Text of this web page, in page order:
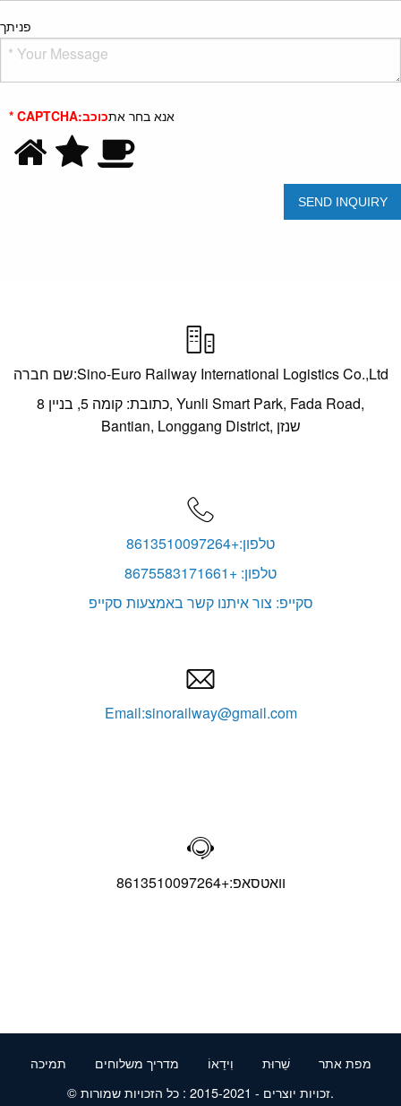
פניתך
* CAPTCHA: אנא בחר אתכוכב

שם חברה:Sino-Euro Railway International Logistics Co.,Ltd
כתובת: קומה 5, בניין 8, Yunli Smart Park, Fada Road,
Bantian, Longgang District, שנזן

טלפון:+8613510097264
טלפון: +8675583171661
סקייפ: צור איתנו קשר באמצעות סקייפ

Email:sinorailway@gmail.com

וואטסאפ:+8613510097264
תמיכה מדריך משלוחים וִידֵאוֹ שֵׁרוּת
מפת אתר
© זכויות יוצרים - 2015-2021 : כל הזכויות שמורות.